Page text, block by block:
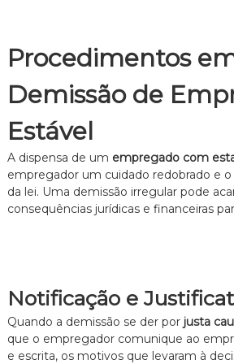
Procedimentos
Demissão de
Estável
A dispensa de um empregado com
empregador um cuidado redobrado e
da lei. Uma demissão irregular pode
consequências jurídicas e financeiras
Notificação e
Quando a demissão se der por justa
que o empregador comunique ao
e escrita, os motivos que levaram à